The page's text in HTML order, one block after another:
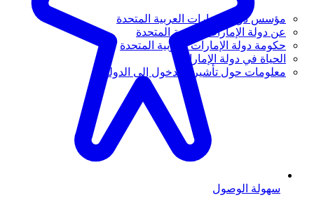
مؤسس دولة الإمارات العربية المتحدة
عن دولة الإمارات العربية المتحدة
حكومة دولة الإمارات العربية المتحدة
الحياة في دولة الإمارات
معلومات حول تأشيرة الدخول إلى الدولة
سهولة الوصول